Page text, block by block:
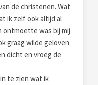
de christenen. Wat
ik zelf ook altijd al
ontmoette was bij mij
graag wilde geloven
dicht en vroeg de
te zien wat ik